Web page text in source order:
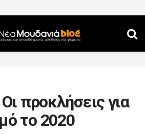
προκλήσεις για
το 2020